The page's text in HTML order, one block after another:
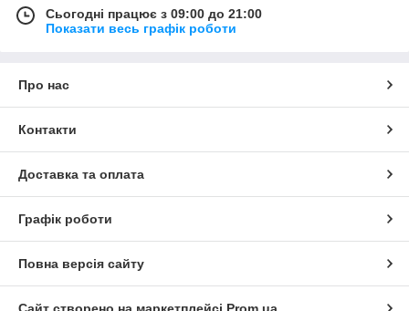
Сьогодні працює з 09:00 до 21:00
Показати весь графік роботи
Про нас
Контакти
Доставка та оплата
Графік роботи
Повна версія сайту